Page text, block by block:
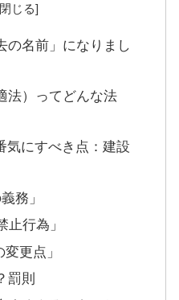
の名前」になりまし
法）ってどんな法
気にすべき点：建設
務」
行為」
更点」
罰則